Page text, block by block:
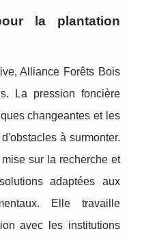
la plantation
Alliance Forêts Bois
La pression foncière
changeantes et les
à surmonter.
sur la recherche et
adaptées aux
Elle travaille
avec les institutions